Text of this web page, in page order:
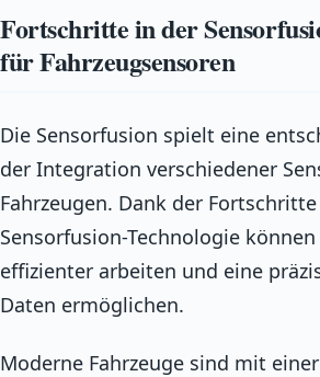
Fortschritte in der
für Fahrzeugsensoren
Die Sensorfusion spielt eine
der Integration verschiedener
Fahrzeugen. Dank der
Sensorfusion-Technologie
effizienter arbeiten und eine
Daten ermöglichen.
Moderne Fahrzeuge sind mit